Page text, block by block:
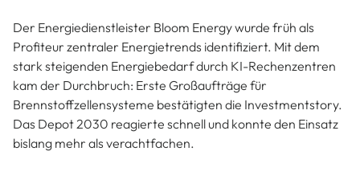
Der Energiedienstleister Bloom Energy wurde früh als
Profiteur zentraler Energietrends identifiziert. Mit dem
stark steigenden Energiebedarf durch KI-Rechenzentren
kam der Durchbruch: Erste Großaufträge für
Brennstoffzellensysteme bestätigten die Investmentstory.
Das Depot 2030 reagierte schnell und konnte den Einsatz
bislang mehr als verachtfachen.